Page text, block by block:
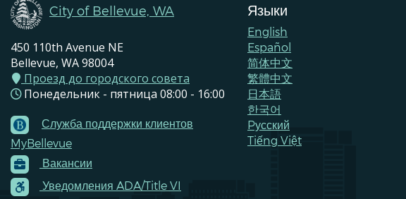
City of Bellevue, WA
450 110th Avenue NE
Bellevue, WA 98004
Проезд до городского совета
Понедельник - пятница 08:00 - 16:00
Footer
Menu
Contacts
Служба поддержки клиентов
MyBellevue
Вакансии
Уведомления ADA/Title VI
Языки
English
Español
简体中文
繁體中文
日本語
한국어
Pусский
Tiếng Việt